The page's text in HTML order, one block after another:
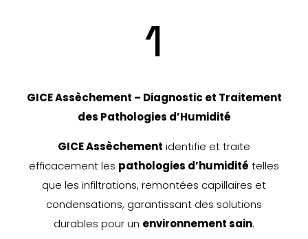
1
GICE Assèchement – Diagnostic et Traitement
des Pathologies d’Humidité
GICE Assèchement identifie et traite
efficacement les pathologies d’humidité telles
que les infiltrations, remontées capillaires et
condensations, garantissant des solutions
durables pour un environnement sain.